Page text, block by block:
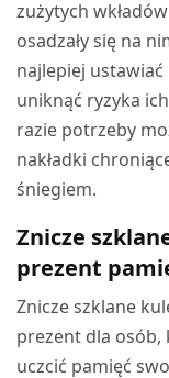
zużytych
osadzały się na
najlepiej
uniknąć ryzyka
razie potrzeby
nakładki
śniegiem.
Znicze
prezent
Znicze szklane
prezent dla osób,
uczcić pamięć